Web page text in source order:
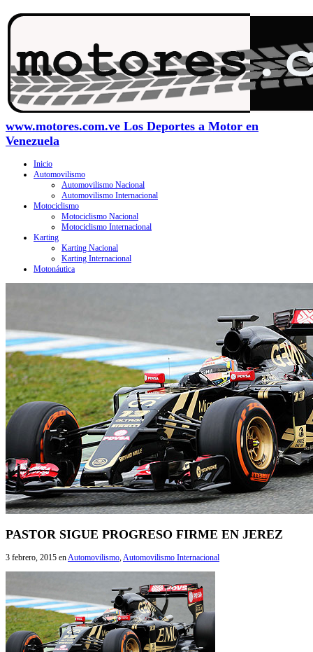
www.motores.com.ve Los Deportes a Motor en
Venezuela
Inicio
Automovilismo
Automovilismo Nacional
Automovilismo Internacional
Motociclismo
Motociclismo Nacional
Motociclismo Internacional
Karting
Karting Nacional
Karting Internacional
Motonáutica
PASTOR SIGUE PROGRESO FIRME EN JEREZ
3 febrero, 2015 en Automovilismo Automovilismo Internacional